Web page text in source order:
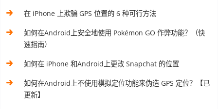
在 iPhone 上欺骗 GPS 位置的 6 种可行方法
如何在Android上安全地使用 Pokémon GO 作弊功能？（快
速指南）
如何在 iPhone 和Android上更改 Snapchat 的位置
如何在Android上不使用模拟定位功能来伪造 GPS 定位？【已
更新】